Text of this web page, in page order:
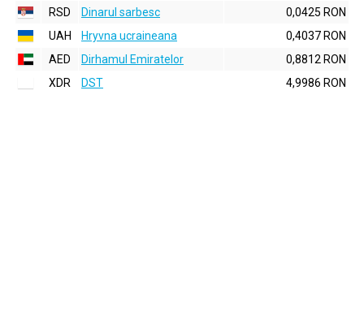
RSD
Dinarul sarbesc
0,0425 RON
UAH
Hryvna ucraineana
0,4037 RON
AED
Dirhamul Emiratelor
0,8812 RON
XDR
DST 4,9986 RON